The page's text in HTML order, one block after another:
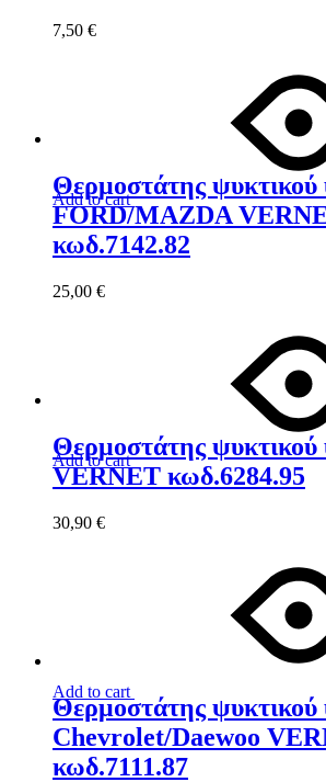
7,50 €
Add to cart
Θερμοστάτης ψυκτικού
FORD/MAZDA
κωδ.7142.82
25,00 €
Add to cart
Θερμοστάτης
VERNET κωδ.6284.95
30,90 €
Add to cart
Θερμοστάτης ψυκτικού
Chevrolet/Daewoo
κωδ.7111.87